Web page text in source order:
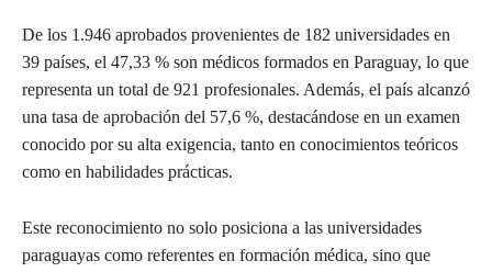
De los 1.946 aprobados provenientes de 182 universidades en
39 países, el 47,33 % son médicos formados en Paraguay, lo que
representa un total de 921 profesionales. Además, el país alcanzó
una tasa de aprobación del 57,6 %, destacándose en un examen
conocido por su alta exigencia, tanto en conocimientos teóricos
como en habilidades prácticas.
Este reconocimiento no solo posiciona a las universidades
paraguayas como referentes en formación médica, sino que